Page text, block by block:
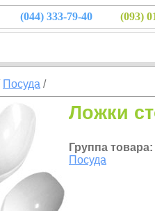
(044) 333-79-40 (093)
Посуда /
Ложки
Группа товара:
Посуда